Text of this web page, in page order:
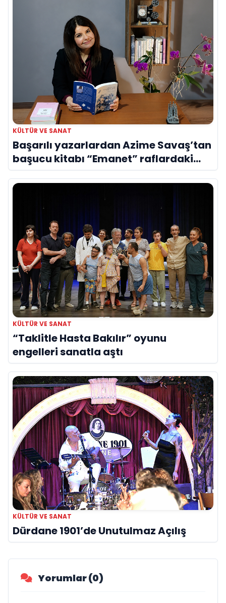
KÜLTÜR VE SANAT
Başarılı yazarlardan Azime Savaş’tan
başucu kitabı “Emanet” raflardaki
yerini aldı
KÜLTÜR VE SANAT
“Taklitle Hasta Bakılır” oyunu
engelleri sanatla aştı
KÜLTÜR VE SANAT
Dürdane 1901’de Unutulmaz Açılış
Yorumlar (0)